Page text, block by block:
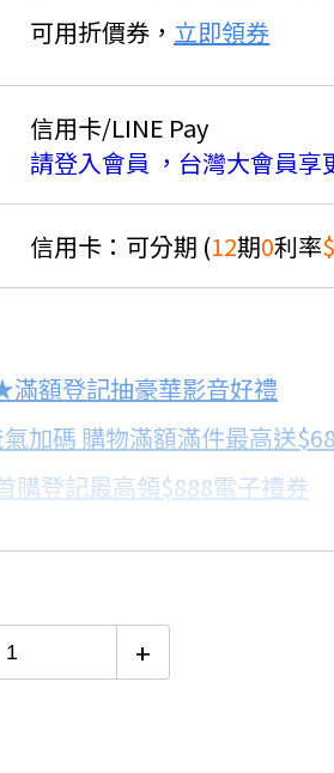
可用折價券， 立即領券
信用卡/LINE Pay
請登入會員 ，台灣大會員享
信用卡：可分期 (12期0利率
、適用利率，請以購物車顯
每期金額
$19,966
$4,991
額登記抽豪華影音好禮
加碼 購物滿額滿件最高送$68
購登記最高領$888電子禮券
期0利率滿額享回饋
+